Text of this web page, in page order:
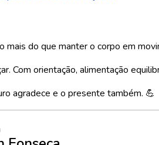
mais do que manter o corpo em
Com orientação, alimentação
agradece e o presente também. 💪